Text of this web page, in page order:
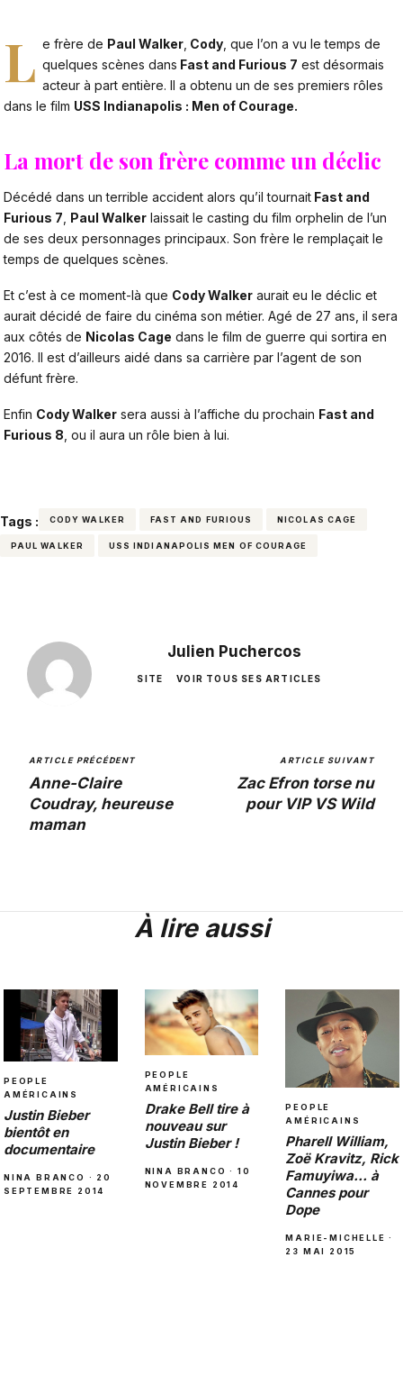
L e frère de Paul Walker, Cody, que l’on a vu le temps de
quelques scènes dans Fast and Furious 7 est désormais
acteur à part entière. Il a obtenu un de ses premiers rôles
dans le film USS Indianapolis : Men of Courage.
La mort de son frère comme un déclic
Décédé dans un terrible accident alors qu’il tournait Fast and
Furious 7 Paul Walker laissait le casting du film orphelin de l’un
de ses deux personnages principaux. Son frère le remplaçait le
temps de quelques scènes.
Et c’est à ce moment-là que Cody Walker aurait eu le déclic et
aurait décidé de faire du cinéma son métier. Agé de 27 ans, il sera
aux côtés de Nicolas Cage dans le film de guerre qui sortira en
2016. Il est d’ailleurs aidé dans sa carrière par l’agent de son
défunt frère.
Enfin Cody Walker sera aussi à l’affiche du prochain Fast and
Furious 8 , ou il aura un rôle bien à lui.
Tags : CODY WALKER FAST AND FURIOUS NICOLAS CAGE
PAUL WALKER USS INDIANAPOLIS MEN OF COURAGE
Julien Puchercos
SITE VOIR TOUS SES ARTICLES
ARTICLE PRÉCÉDENT
Anne-Claire
Coudray, heureuse
maman
ARTICLE SUIVANT
Zac Efron torse nu
pour VIP VS Wild
À lire aussi
PEOPLE
AMÉRICAINS
Justin Bieber
bientôt en
documentaire
NINA BRANCO · 20
SEPTEMBRE 2014
PEOPLE
AMÉRICAINS
Drake Bell tire à
nouveau sur
Justin Bieber !
NINA BRANCO · 10
NOVEMBRE 2014
PEOPLE
AMÉRICAINS
Pharell William,
Zoë Kravitz, Rick
Famuyiwa… à
Cannes pour
Dope
MARIE-MICHELLE ·
23 MAI 2015